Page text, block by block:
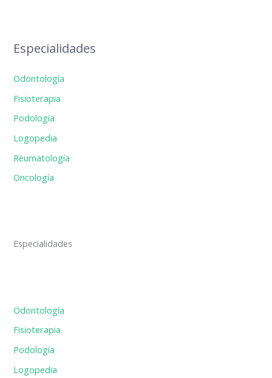
Especialidades
Odontología
Fisioterapia
Podología
Logopedia
Reumatología
Oncología
Especialidades
Odontología
Fisioterapia
Podología
Logopedia